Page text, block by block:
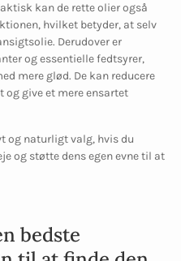
kan de rette olier også
hvilket betyder, at selv
Derudover er
og essentielle fedtsyrer,
mere glød. De kan reducere
og give et mere ensartet
og naturligt valg, hvis du
og støtte dens egen evne til at
bedste